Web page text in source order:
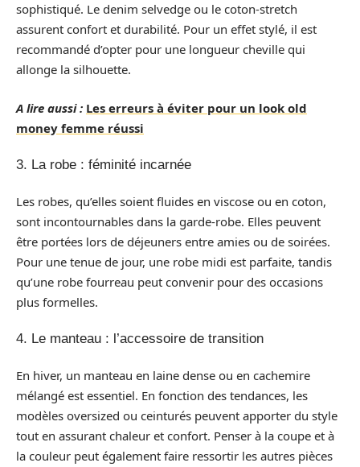
sophistiqué. Le denim selvedge ou le coton-stretch
assurent confort et durabilité. Pour un effet stylé, il est
recommandé d’opter pour une longueur cheville qui
allonge la silhouette.
A lire aussi : Les erreurs à éviter pour un look old
money femme réussi
3. La robe : féminité incarnée
Les robes, qu’elles soient fluides en viscose ou en coton,
sont incontournables dans la garde-robe. Elles peuvent
être portées lors de déjeuners entre amies ou de soirées.
Pour une tenue de jour, une robe midi est parfaite, tandis
qu’une robe fourreau peut convenir pour des occasions
plus formelles.
4. Le manteau : l’accessoire de transition
En hiver, un manteau en laine dense ou en cachemire
mélangé est essentiel. En fonction des tendances, les
modèles oversized ou ceinturés peuvent apporter du style
tout en assurant chaleur et confort. Penser à la coupe et à
la couleur peut également faire ressortir les autres pièces